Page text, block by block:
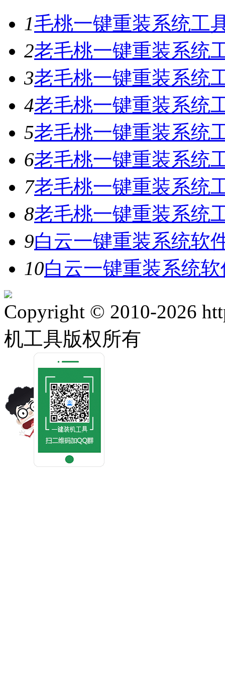
1毛桃一键重装系统工
2老毛桃一键重装系统
3老毛桃一键重装系统
4老毛桃一键重装系统
5老毛桃一键重装系统
6老毛桃一键重装系统
7老毛桃一键重装系统
8老毛桃一键重装系统
9白云一键重装系统软
10白云一键重装系统
Copyright © 2010-2026
机工具版权所有